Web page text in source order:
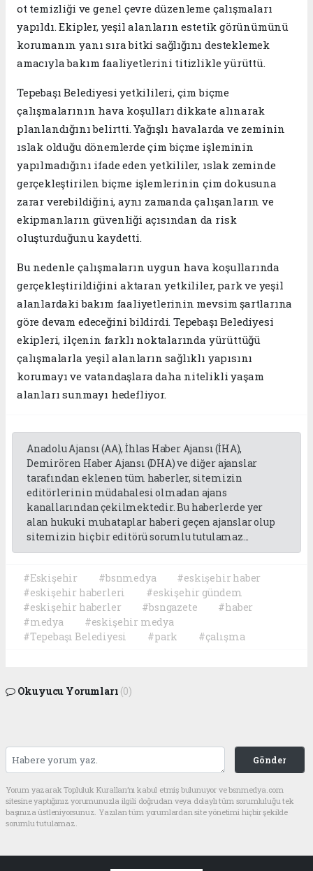
ot temizliği ve genel çevre düzenleme çalışmaları
yapıldı. Ekipler, yeşil alanların estetik görünümünü
korumanın yanı sıra bitki sağlığını desteklemek
amacıyla bakım faaliyetlerini titizlikle yürüttü.
Tepebaşı Belediyesi yetkilileri, çim biçme
çalışmalarının hava koşulları dikkate alınarak
planlandığını belirtti. Yağışlı havalarda ve zeminin
ıslak olduğu dönemlerde çim biçme işleminin
yapılmadığını ifade eden yetkililer, ıslak zeminde
gerçekleştirilen biçme işlemlerinin çim dokusuna
zarar verebildiğini, aynı zamanda çalışanların ve
ekipmanların güvenliği açısından da risk
oluşturduğunu kaydetti.
Bu nedenle çalışmaların uygun hava koşullarında
gerçekleştirildiğini aktaran yetkililer, park ve yeşil
alanlardaki bakım faaliyetlerinin mevsim şartlarına
göre devam edeceğini bildirdi. Tepebaşı Belediyesi
ekipleri, ilçenin farklı noktalarında yürüttüğü
çalışmalarla yeşil alanların sağlıklı yapısını
korumayı ve vatandaşlara daha nitelikli yaşam
alanları sunmayı hedefliyor.
Anadolu Ajansı (AA), İhlas Haber Ajansı (İHA),
Demirören Haber Ajansı (DHA) ve diğer ajanslar
tarafından eklenen tüm haberler, sitemizin
editörlerinin müdahalesi olmadan ajans
kanallarından çekilmektedir. Bu haberlerde yer
alan hukuki muhataplar haberi geçen ajanslar olup
sitemizin hiç bir editörü sorumlu tutulamaz...
#Eskişehir #bsnmedya
#eskişehir haber
#eskişehir haberleri
#eskişehir gündem
#eskişehir haberler
#bsngazete
#haber
#medya
#eskişehir medya
#Tepebaşı Belediyesi
#park #çalışma
Okuyucu Yorumları (0)
Gönder
Yorum yazarak Topluluk Kuralları’nı kabul etmiş bulunuyor ve bsnmedya.com
sitesine yaptığınız yorumunuzla ilgili doğrudan veya dolaylı tüm sorumluluğu tek
başınıza üstleniyorsunuz. Yazılan tüm yorumlardan site yönetimi hiçbir şekilde
sorumlu tutulamaz.